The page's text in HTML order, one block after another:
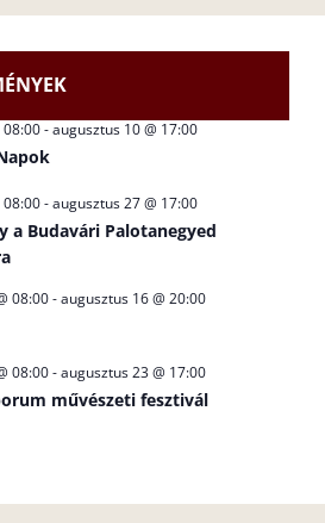
08:00-augusztus 10 @ 17:00
08:00-augusztus 27 @ 17:00
a Budavári Palotanegyed
08:00-augusztus 16 @ 20:00
08:00-augusztus 23 @ 17:00
művészeti fesztivál